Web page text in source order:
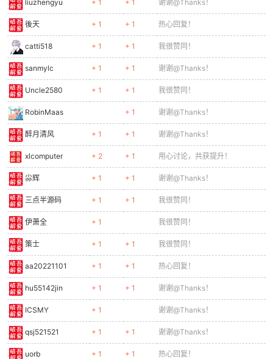
liuzhengyu + 1 + 1 谢谢@Thanks！
後天 + 1 + 1 热心回复！
catti518 + 1 + 1 我很赞同！
sanmylc + 1 + 1 谢谢@Thanks！
Uncle2580 + 1 + 1 我很赞同！
RobinMaas + 1 谢谢@Thanks！
醉月清风 + 1 + 1 谢谢@Thanks！
xlcomputer + 2 + 1 用心讨论，共获提升！
尛辉 + 1 + 1 谢谢@Thanks！
三点半源码 + 1 + 1 我很赞同！
伊萧全 + 1 我很赞同！
策士 + 1 + 1 我很赞同！
aa20221101 + 1 + 1 热心回复！
hu55142jin + 1 + 1 谢谢@Thanks！
ICSMY + 1 谢谢@Thanks！
qsj521521 + 1 + 1 谢谢@Thanks！
uorb + 1 + 1 热心回复！